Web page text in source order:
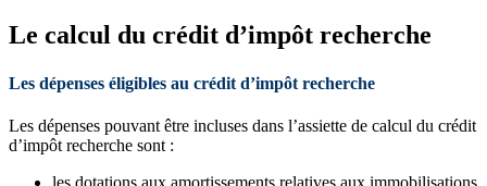
Le calcul du crédit d’impôt recherche
Les dépenses éligibles au crédit d’impôt recherche
Les dépenses pouvant être incluses dans l’assiette de calcul du crédit
d’impôt recherche sont :
les dotations aux amortissements relatives aux immobilisations